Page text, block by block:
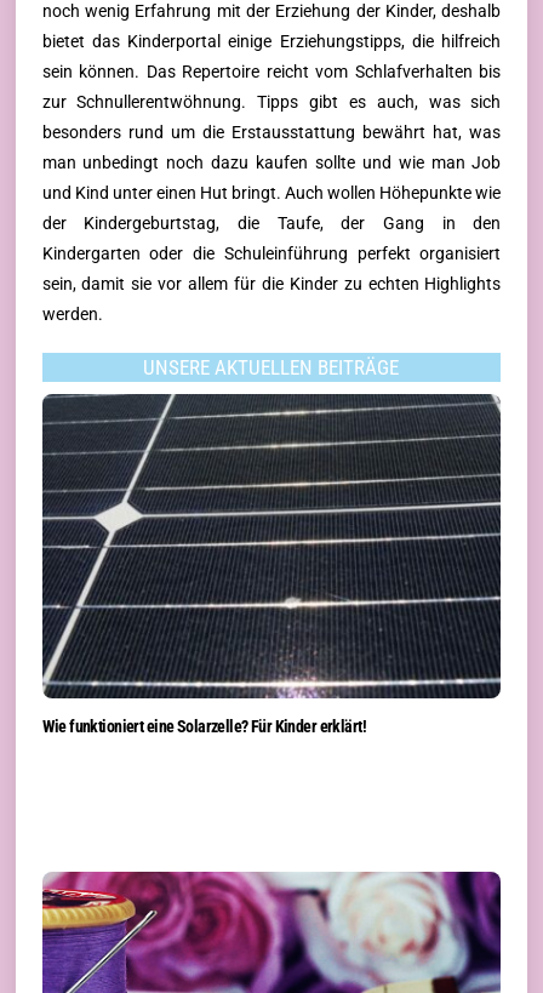
noch wenig Erfahrung mit der Erziehung der Kinder, deshalb
bietet das Kinderportal einige Erziehungstipps, die hilfreich
sein können. Das Repertoire reicht vom Schlafverhalten bis
zur Schnullerentwöhnung. Tipps gibt es auch, was sich
besonders rund um die Erstausstattung bewährt hat, was
man unbedingt noch dazu kaufen sollte und wie man Job
und Kind unter einen Hut bringt. Auch wollen Höhepunkte wie
der Kindergeburtstag, die Taufe, der Gang in den
Kindergarten oder die Schuleinführung perfekt organisiert
sein, damit sie vor allem für die Kinder zu echten Highlights
werden.
UNSERE AKTUELLEN BEITRÄGE
Wie funktioniert eine Solarzelle? Für Kinder erklärt!